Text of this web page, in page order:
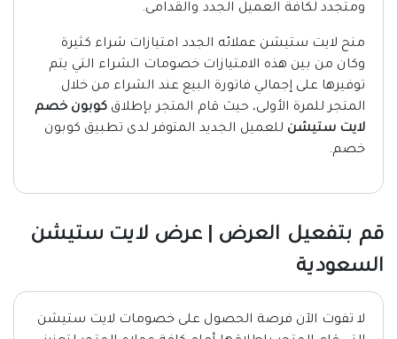
ومتجدد لكافة العميل الجدد والقدامى.
منح لايت ستيشن عملائه الجدد امتيازات شراء كثيرة
وكان من بين هذه الامتيازات خصومات الشراء التي يتم
توفيرها على إجمالي فاتورة البيع عند الشراء من خلال
المتجر للمرة الأولى، حيث قام المتجر بإطلاق كوبون خصم
لايت ستيشن للعميل الجديد المتوفر لدى تطبيق كوبون
خصم.
قم بتفعيل العرض | عرض لايت ستيشن
السعودية
لا تفوت الآن فرصة الحصول على خصومات لايت ستيشن